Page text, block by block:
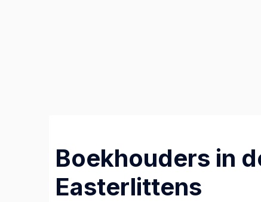
Boekhouders in
Easterlittens